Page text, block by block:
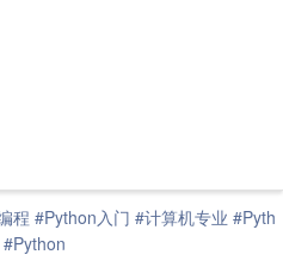
程 #Python入门 #计算机专业 #Pyth
#Python